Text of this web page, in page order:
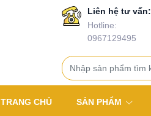
Liên hệ tư vấn:
Hotline:
0967129495
TRANG CHỦ SẢN PHẨM